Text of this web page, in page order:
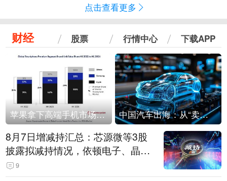
点击查看更多
财经 股票 行情中心 下载APP
苹果拿下高端手机市场65%的份额：iPhone 17系列功不可没 中国汽车出海：从“卖出去”到“走进去”
8月7日增减持汇总：芯源微等3股
披露拟减持情况，依顿电子、晶华
微拟增持（表）
9